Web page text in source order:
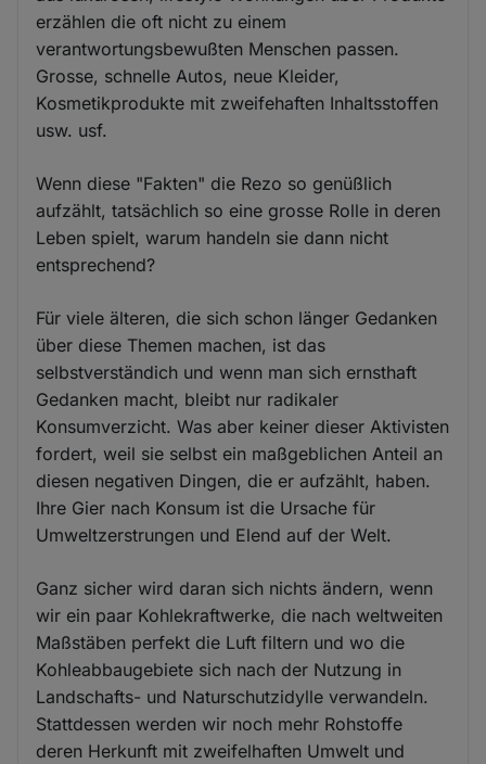
erzählen die oft nicht zu einem
verantwortungsbewußten Menschen passen.
Grosse, schnelle Autos, neue Kleider,
Kosmetikprodukte mit zweifehaften Inhaltsstoffen
usw. usf.
Wenn diese "Fakten" die Rezo so genüßlich
aufzählt, tatsächlich so eine grosse Rolle in deren
Leben spielt, warum handeln sie dann nicht
entsprechend?
Für viele älteren, die sich schon länger Gedanken
über diese Themen machen, ist das
selbstverständich und wenn man sich ernsthaft
Gedanken macht, bleibt nur radikaler
Konsumverzicht. Was aber keiner dieser Aktivisten
fordert, weil sie selbst ein maßgeblichen Anteil an
diesen negativen Dingen, die er aufzählt, haben.
Ihre Gier nach Konsum ist die Ursache für
Umweltzerstrungen und Elend auf der Welt.
Ganz sicher wird daran sich nichts ändern, wenn
wir ein paar Kohlekraftwerke, die nach weltweiten
Maßstäben perfekt die Luft filtern und wo die
Kohleabbaugebiete sich nach der Nutzung in
Landschafts- und Naturschutzidylle verwandeln.
Stattdessen werden wir noch mehr Rohstoffe
deren Herkunft mit zweifelhaften Umwelt und